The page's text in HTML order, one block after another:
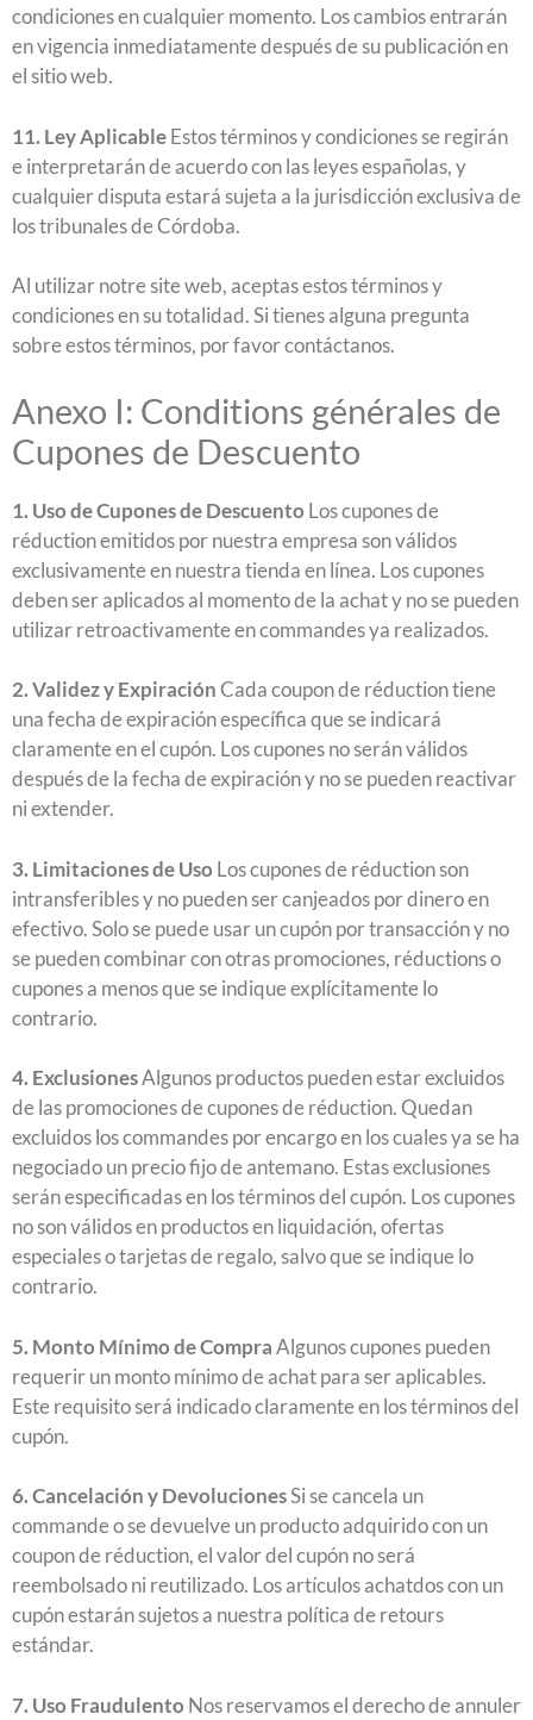
condiciones en cualquier momento. Los cambios entrarán
en vigencia inmediatamente después de su publicación en
el sitio web.
11. Ley AplicableEstos términos y condiciones se regirán
e interpretarán de acuerdo con las leyes españolas, y
cualquier disputa estará sujeta a la jurisdicción exclusiva de
los tribunales de Córdoba.
Al utilizar notre site web, aceptas estos términos y
condiciones en su totalidad. Si tienes alguna pregunta
sobre estos términos, por favor contáctanos.
Anexo I: Conditions générales de
Cupones de Descuento
1. Uso de Cupones de Descuento Los cupones de
réduction emitidos por nuestra empresa son válidos
exclusivamente en nuestra tienda en línea. Los cupones
deben ser aplicados al momento de la achat y no se pueden
utilizar retroactivamente en commandes ya realizados.
2. Validez y ExpiraciónCada coupon de réduction tiene
una fecha de expiración específica que se indicará
claramente en el cupón. Los cupones no serán válidos
después de la fecha de expiración y no se pueden reactivar
ni extender.
3. Limitaciones de Uso Los cupones de réduction son
intransferibles y no pueden ser canjeados por dinero en
efectivo. Solo se puede usar un cupón por transacción y no
se pueden combinar con otras promociones, réductions o
cupones a menos que se indique explícitamente lo
contrario.
4. ExclusionesAlgunos productos pueden estar excluidos
de las promociones de cupones de réduction. Quedan
excluidos los commandes por encargo en los cuales ya se ha
negociado un precio fijo de antemano. Estas exclusiones
serán especificadas en los términos del cupón. Los cupones
no son válidos en productos en liquidación, ofertas
especiales o tarjetas de regalo, salvo que se indique lo
contrario.
5. Monto Mínimo de CompraAlgunos cupones pueden
requerir un monto mínimo de achat para ser aplicables.
Este requisito será indicado claramente en los términos del
cupón.
6. Cancelación y DevolucionesSi se cancela un
commande o se devuelve un producto adquirido con un
coupon de réduction, el valor del cupón no será
reembolsado ni reutilizado. Los artículos achatdos con un
cupón estarán sujetos a nuestra política de retours
estándar.
7. Uso Fraudulento Nos reservamos el derecho de annuler